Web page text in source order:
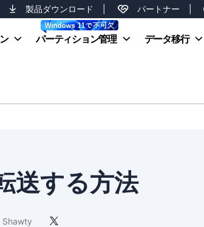
製品ダウンロード パートナー
パーティション管理 データ移行
送する方法
Shawty 